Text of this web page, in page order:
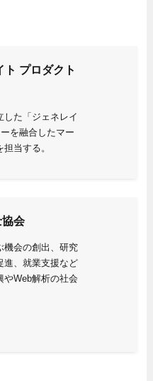
プロダクト
した「ジェネレイ
を融合したマー
当する。
会
機会の創出、研究
進、就業支援など
やWeb解析の社会